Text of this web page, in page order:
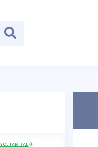
YOL TARİFİ AL